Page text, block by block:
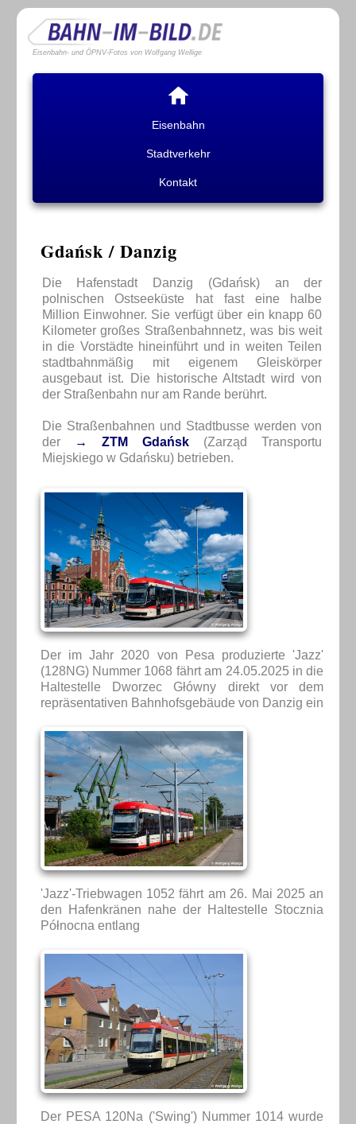
Eisenbahn- und ÖPNV-Fotos von Wolfgang Wellige
Eisenbahn
Stadtverkehr
Kontakt
Gdańsk / Danzig
Die Hafenstadt Danzig (Gdańsk) an der
polnischen Ostseeküste hat fast eine halbe
Million Einwohner. Sie verfügt über ein knapp 60
Kilometer großes Straßenbahnnetz, was bis weit
in die Vorstädte hineinführt und in weiten Teilen
stadtbahnmäßig mit eigenem Gleiskörper
ausgebaut ist. Die historische Altstadt wird von
der Straßenbahn nur am Rande berührt.
Die Straßenbahnen und Stadtbusse werden von
der
→ ZTM Gdańsk (Zarząd Transportu
Miejskiego w Gdańsku) betrieben.
Der im Jahr 2020 von Pesa produzierte 'Jazz'
(128NG) Nummer 1068 fährt am 24.05.2025 in die
Haltestelle Dworzec Główny direkt vor dem
repräsentativen Bahnhofsgebäude von Danzig ein
'Jazz'-Triebwagen 1052 fährt am 26. Mai 2025 an
den Hafenkränen nahe der Haltestelle Stocznia
Północna entlang
Der PESA 120Na ('Swing') Nummer 1014 wurde